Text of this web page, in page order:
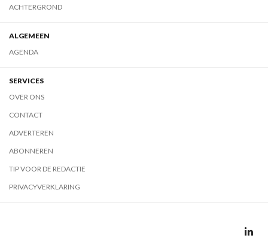
ACHTERGROND
ALGEMEEN
AGENDA
SERVICES
OVER ONS
CONTACT
ADVERTEREN
ABONNEREN
TIP VOOR DE REDACTIE
PRIVACYVERKLARING